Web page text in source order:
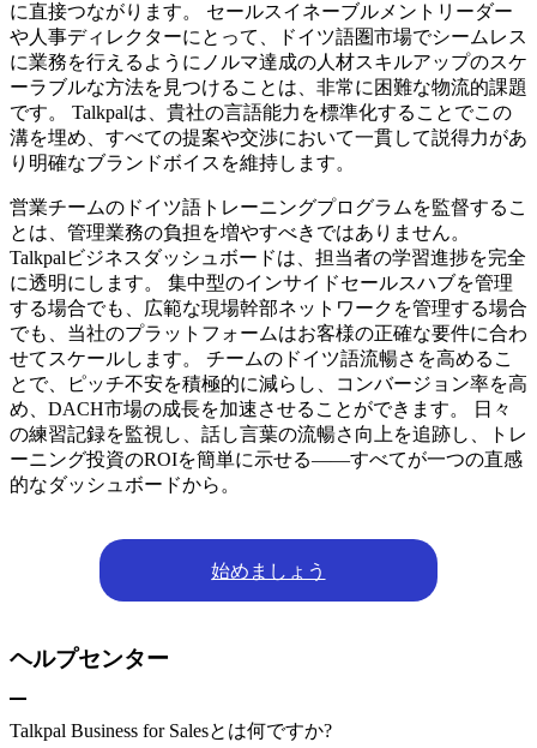
に直接つながります。 セールスイネーブルメントリーダー
や人事ディレクターにとって、ドイツ語圏市場でシームレス
に業務を行えるようにノルマ達成の人材スキルアップのスケ
ーラブルな方法を見つけることは、非常に困難な物流的課題
です。 Talkpalは、貴社の言語能力を標準化することでこの
溝を埋め、すべての提案や交渉において一貫して説得力があ
り明確なブランドボイスを維持します。
営業チームのドイツ語トレーニングプログラムを監督するこ
とは、管理業務の負担を増やすべきではありません。
Talkpalビジネスダッシュボードは、担当者の学習進捗を完全
に透明にします。 集中型のインサイドセールスハブを管理
する場合でも、広範な現場幹部ネットワークを管理する場合
でも、当社のプラットフォームはお客様の正確な要件に合わ
せてスケールします。 チームのドイツ語流暢さを高めるこ
とで、ピッチ不安を積極的に減らし、コンバージョン率を高
め、DACH市場の成長を加速させることができます。 日々
の練習記録を監視し、話し言葉の流暢さ向上を追跡し、トレ
ーニング投資のROIを簡単に示せる――すべてが一つの直感
的なダッシュボードから。
始めましょう
ヘルプセンター
Talkpal Business for Salesとは何ですか?